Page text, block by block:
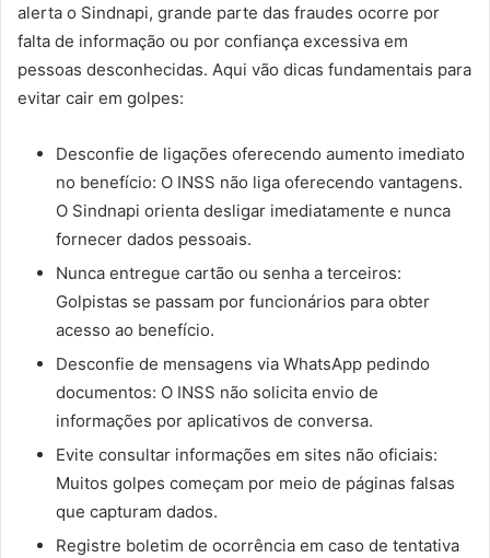
alerta o Sindnapi, grande parte das fraudes ocorre por
falta de informação ou por confiança excessiva em
pessoas desconhecidas. Aqui vão dicas fundamentais para
evitar cair em golpes:
Desconfie de ligações oferecendo aumento imediato
no benefício: O INSS não liga oferecendo vantagens.
O Sindnapi orienta desligar imediatamente e nunca
fornecer dados pessoais.
Nunca entregue cartão ou senha a terceiros:
Golpistas se passam por funcionários para obter
acesso ao benefício.
Desconfie de mensagens via WhatsApp pedindo
documentos: O INSS não solicita envio de
informações por aplicativos de conversa.
Evite consultar informações em sites não oficiais:
Muitos golpes começam por meio de páginas falsas
que capturam dados.
Registre boletim de ocorrência em caso de tentativa